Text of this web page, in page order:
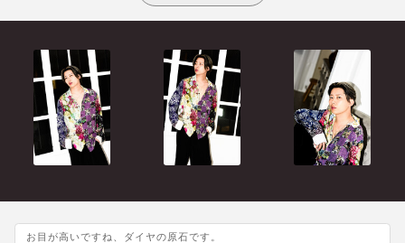
お目が高いですね、ダイヤの原石です。